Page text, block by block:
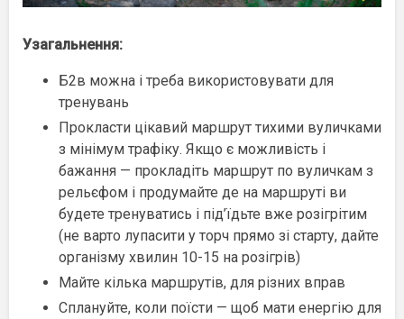
Узагальнення:
Б2в можна і треба використовувати для
тренувань
Прокласти цікавий маршрут тихими вуличками
з мінімум трафіку. Якщо є можливість і
бажання — прокладіть маршрут по вуличкам з
рельєфом і продумайте де на маршруті ви
будете тренуватись і під’їдьте вже розігрітим
(не варто лупасити у торч прямо зі старту, дайте
організму хвилин 10-15 на розігрів)
Майте кілька маршрутів, для різних вправ
Сплануйте, коли поїсти — щоб мати енергію для